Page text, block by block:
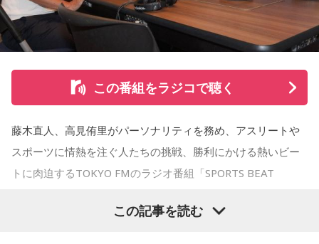
しているんです。娘たちにも聴こえているはずだから、お葬
式のときに『パパが弾いてた曲だ』と思ってもらえたら」と
思いを語りました。
には、田村がイベントを振り返り、「リスナーの皆さんのエ
ンディング曲の話とかを聞いているだけでも、僕はポジティ
ブになれた。確かに死はすごく悲しいことではあるんだけ
うやって向き合うかということを考える一つのきっかけにな
この番組をラジコで聴く
藤木直人、高見侑里がパーソナリティを務め、アスリートや
スポーツに情熱を注ぐ人たちの挑戦、勝利にかける熱いビー
トに肉迫するTOKYO FMのラジオ番組「SPORTS BEAT
日（土）の放送も、先週に引き続き、ゲストにサッカー元日
この記事を読む